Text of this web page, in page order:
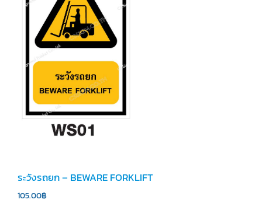
ระวังรถยก – BEWARE FORKLIFT
105.00฿